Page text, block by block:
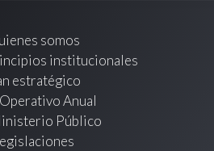
somos
institucionales
estratégico
Anual
Público